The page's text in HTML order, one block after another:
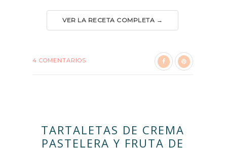
VER LA RECETA COMPLETA →
4 COMENTARIOS
TARTALETAS DE CREMA
PASTELERA Y FRUTA DE